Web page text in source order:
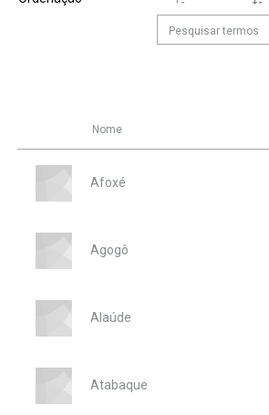
Nome
Afoxé
Agogô
Alaúde
Atabaque